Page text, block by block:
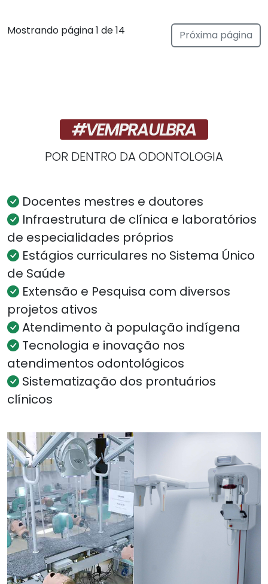
de criação da
marca Dra cherie
e Cafe Cherie
Mostrando página 1 de 14 Próxima página
#VEMPRAULBRA
POR DENTRO DA ODONTOLOGIA
Docentes mestres e doutores
Infraestrutura de clínica e laboratórios
de especialidades próprios
Estágios curriculares no Sistema Único
de Saúde
Extensão e Pesquisa com diversos
projetos ativos
Atendimento à população indígena
Tecnologia e inovação nos
atendimentos odontológicos
Sistematização dos prontuários
clínicos